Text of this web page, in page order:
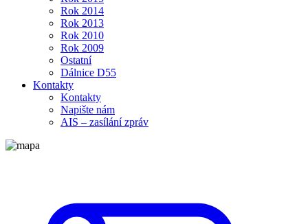
Rok 2014
Rok 2013
Rok 2010
Rok 2009
Ostatní
Dálnice D55
Kontakty
Kontakty
Napište nám
AIS – zasílání zpráv